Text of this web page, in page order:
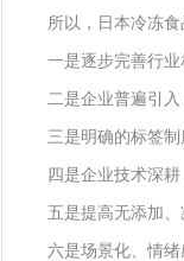
所以，日本冷冻
一是逐步完善行业
二是企业普遍引
三是明确的标签
四是企业技术深
五是提高无添加
六是场景化、情绪